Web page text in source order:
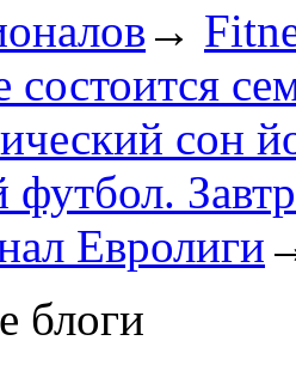
→
сон
Евролиги
блоги